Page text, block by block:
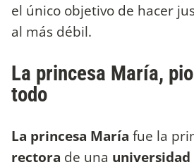
el único objetivo de hacer
al más débil.
La princesa María,
todo
La princesa María fue la
rectora de una universidad